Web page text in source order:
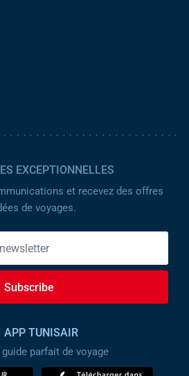
EXCEPTIONNELLES
et recevez des offres
de voyages.
Subscribe
APP TUNISAIR
parfait de voyage